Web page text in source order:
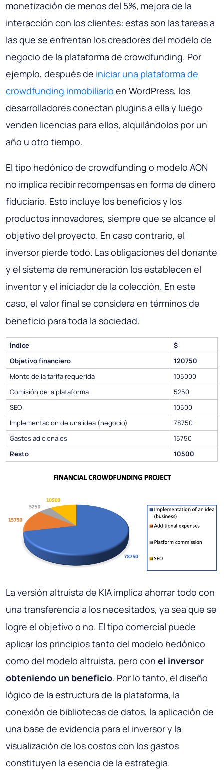
monetización de menos del 5%, mejora de la
interacción con los clientes: estas son las tareas a
las que se enfrentan los creadores del modelo de
negocio de la plataforma de crowdfunding. Por
ejemplo, después de iniciar una plataforma de
crowdfunding inmobiliario en WordPress, los
desarrolladores conectan plugins a ella y luego
venden licencias para ellos, alquilándolos por un
año u otro tiempo.
El tipo hedónico de crowdfunding o modelo AON
no implica recibir recompensas en forma de dinero
fiduciario. Esto incluye los beneficios y los
productos innovadores, siempre que se alcance el
objetivo del proyecto. En caso contrario, el
inversor pierde todo. Las obligaciones del donante
y el sistema de remuneración los establecen el
inventor y el iniciador de la colección. En este
caso, el valor final se considera en términos de
beneficio para toda la sociedad.
Índice
$
Objetivo financiero
120750
Monto de la tarifa requerida
105000
Comisión de la plataforma
5250
SEO
10500
Implementación de una idea (negocio)
78750
Gastos adicionales
15750
Resto
10500
La versión altruista de KIA implica ahorrar todo con
una transferencia a los necesitados, ya sea que se
logre el objetivo o no. El tipo comercial puede
aplicar los principios tanto del modelo hedónico
como del modelo altruista, pero con el inversor
obteniendo un beneficio. Por lo tanto, el diseño
lógico de la estructura de la plataforma, la
conexión de bibliotecas de datos, la aplicación de
una base de evidencia para el inversor y la
visualización de los costos con los gastos
constituyen la esencia de la estrategia.